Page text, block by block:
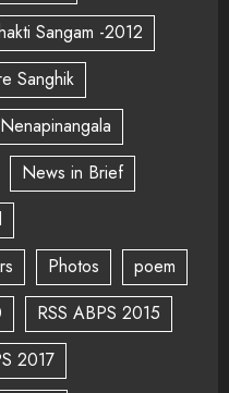
Sangam -2012
Sanghik
Nenapinangala
News in Brief
Photos
poem
RSS ABPS 2015
2017